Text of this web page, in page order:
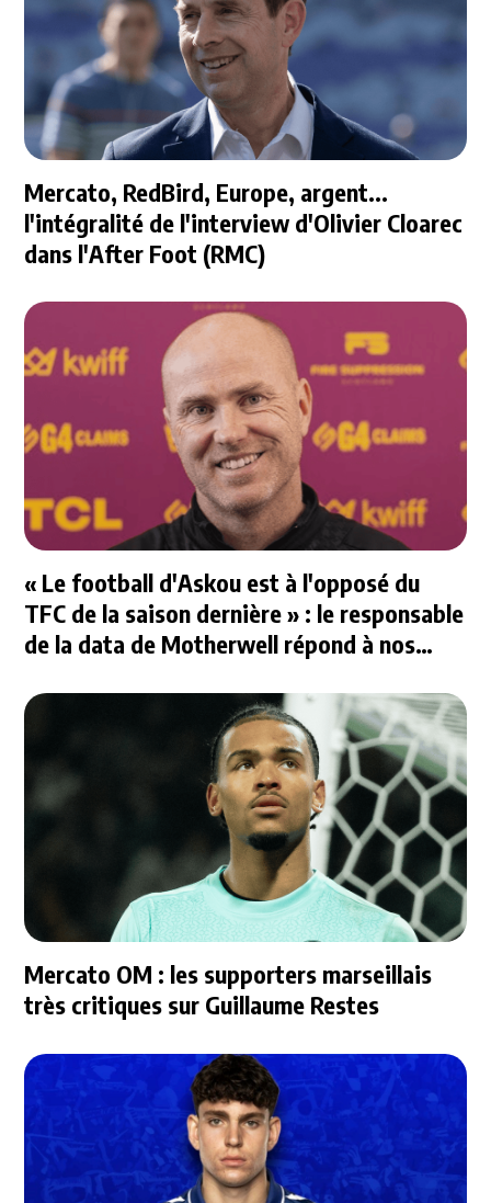
Mercato, RedBird, Europe, argent...
l'intégralité de l'interview d'Olivier Cloarec
dans l'After Foot (RMC)
« Le football d'Askou est à l'opposé du
TFC de la saison dernière » : le responsable
de la data de Motherwell répond à nos
Mercato OM : les supporters marseillais
très critiques sur Guillaume Restes